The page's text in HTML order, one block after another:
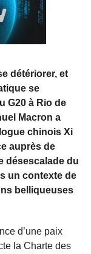
détériorer, et
se
G20 à Rio de
Macron a
chinois Xi
auprès de
désescalade du
un contexte de
belliqueuses
d’une paix
la Charte des